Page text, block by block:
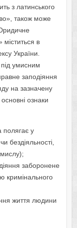
з латинського
також може
в
України.
під умисним
заподіяння
на зазначену
ознаки
полягає у
бездіяльності,
заборонене
кримінального
життя людини